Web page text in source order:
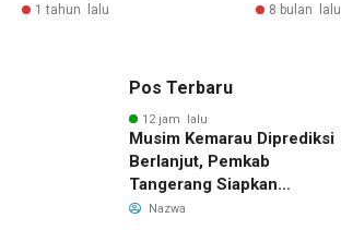
1 tahun lalu 8 bulan lalu
Pos Terbaru
12 jam lalu
Musim Kemarau Diprediksi
Berlanjut, Pemkab
Tangerang Siapkan
Langkah Antisipasi Krisis
Nazwa